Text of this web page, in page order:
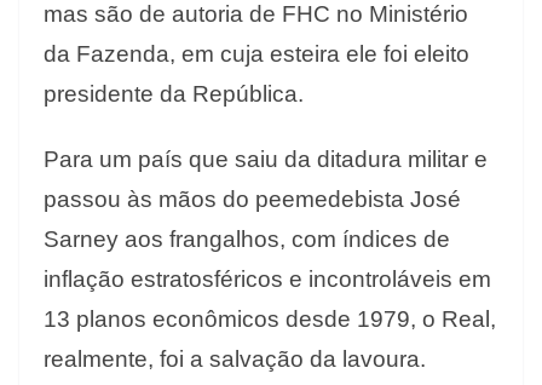
mas são de autoria de FHC no Ministério
da Fazenda, em cuja esteira ele foi eleito
presidente da República.
Para um país que saiu da ditadura militar e
passou às mãos do peemedebista José
Sarney aos frangalhos, com índices de
inflação estratosféricos e incontroláveis em
13 planos econômicos desde 1979, o Real,
realmente, foi a salvação da lavoura.